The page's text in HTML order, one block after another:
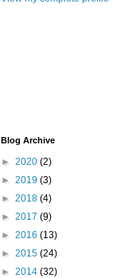
Blog Archive
► 2020 (2)
► 2019 (3)
► 2018 (4)
► 2017 (9)
► 2016 (13)
► 2015 (24)
► 2014 (32)